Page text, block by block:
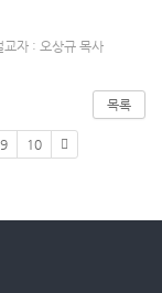
교자 : 오상규 목사
목록
9 10